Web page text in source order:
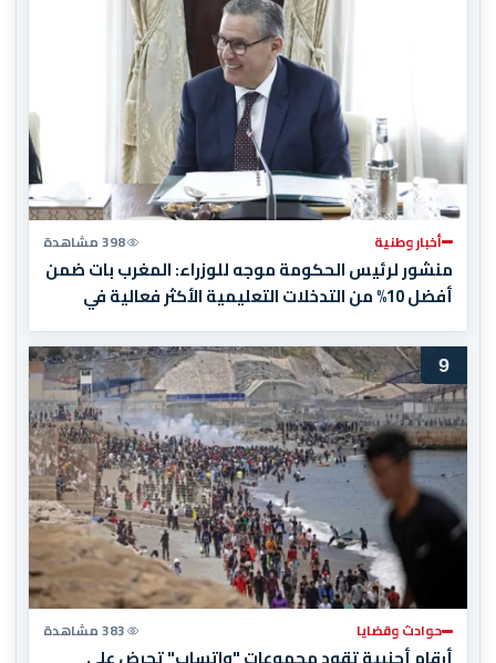
أخبار وطنية 398 مشاهدة
منشور لرئيس الحكومة موجه للوزراء: المغرب بات ضمن
أفضل 10% من التدخلات التعليمية الأكثر فعالية في
9
حوادث وقضايا 383 مشاهدة